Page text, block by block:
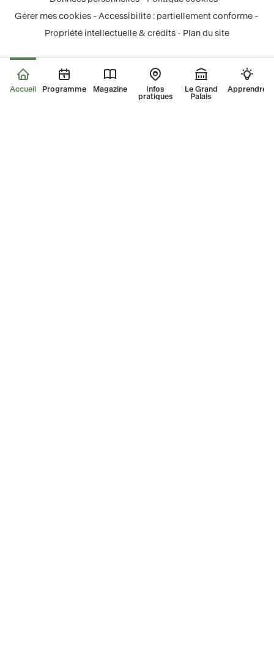
nouvelle
nouvelle
fenêtre
nouvelle
fenêtre
tok
-
nouvelle
-
nouvelle
fenêtre
légal
Gérer mes cookies
Accessibilité : partiellement conforme
Propriété intellectuelle & crédits
Plan du site
Accueil Programme Magazine
Infos
pratiques
Le Grand
Palais
Apprendre